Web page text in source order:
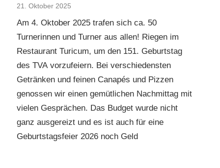
21. Oktober 2025
Am 4. Oktober 2025 trafen sich ca. 50
Turnerinnen und Turner aus allen! Riegen im
Restaurant Turicum, um den 151. Geburtstag
des TVA vorzufeiern. Bei verschiedensten
Getränken und feinen Canapés und Pizzen
genossen wir einen gemütlichen Nachmittag mit
vielen Gesprächen. Das Budget wurde nicht
ganz ausgereizt und es ist auch für eine
Geburtstagsfeier 2026 noch Geld